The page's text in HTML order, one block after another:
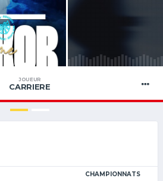
JOUEUR
CARRIERE
CHAMPIONNATS